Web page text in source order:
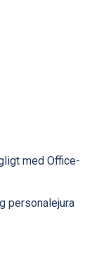
med Office-
personalejura